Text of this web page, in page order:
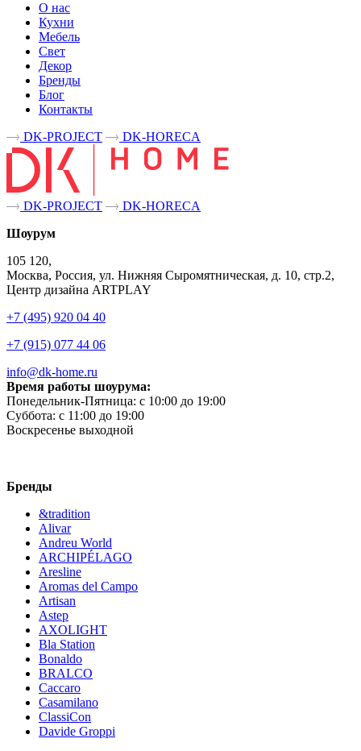
О нас
Кухни
Мебель
Свет
Декор
Бренды
Блог
Контакты
DK-PROJECT
DK-HORECA
DK-PROJECT
DK-HORECA
Шоурум
105 120,
Москва, Россия, ул. Нижняя Сыромятническая, д. 10, стр.2,
Центр дизайна ARTPLAY
+7 (495) 920 04 40
+7 (915) 077 44 06
info@dk-home.ru
Время работы шоурума:
Понедельник-Пятница: c 10:00 до 19:00
Суббота: c 11:00 до 19:00
Воскресенье выходной
Бренды
&tradition
Alivar
Andreu World
ARCHIPÉLAGO
Aresline
Aromas del Campo
Artisan
Astep
AXOLIGHT
Bla Station
Bonaldo
BRALCO
Caccaro
Casamilano
ClassiCon
Davide Groppi